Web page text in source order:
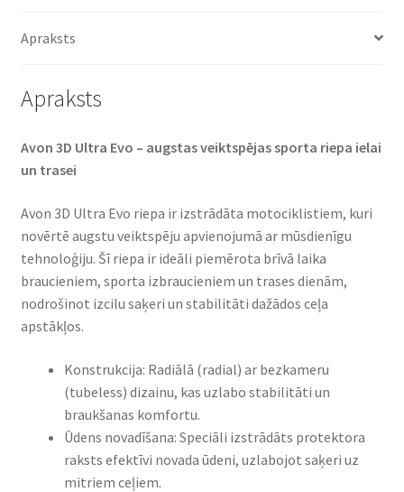
Apraksts
Apraksts
Avon 3D Ultra Evo – augstas veiktspējas sporta riepa ielai
un trasei​
Avon 3D Ultra Evo riepa ir izstrādāta motociklistiem, kuri
novērtē augstu veiktspēju apvienojumā ar mūsdienīgu
tehnoloģiju. Šī riepa ir ideāli piemērota brīvā laika
braucieniem, sporta izbraucieniem un trases dienām,
nodrošinot izcilu saķeri un stabilitāti dažādos ceļa
apstākļos.​
Konstrukcija: Radiālā (radial) ar bezkameru
(tubeless) dizainu, kas uzlabo stabilitāti un
braukšanas komfortu.​
Ūdens novadīšana: Speciāli izstrādāts protektora
raksts efektīvi novada ūdeni, uzlabojot saķeri uz
mitriem ceļiem.​